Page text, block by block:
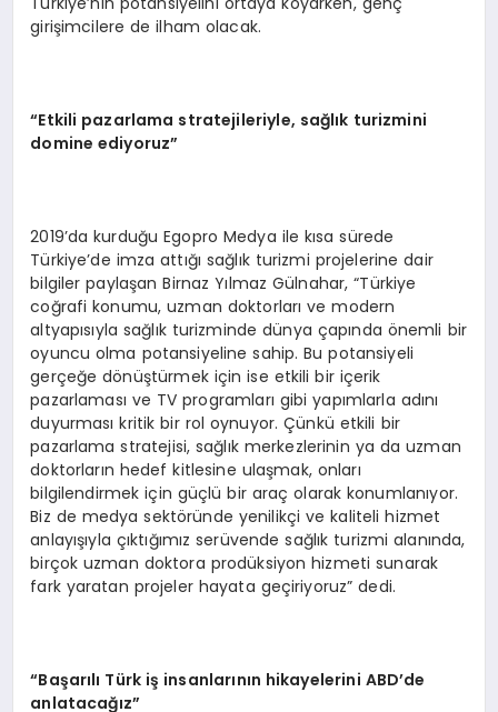
girişimcilere de ilham olacak.
“Etkili pazarlama stratejileriyle, sağlık turizmini
domine ediyoruz”
2019’da kurduğu Egopro Medya ile kısa sürede
Türkiye’de imza attığı sağlık turizmi projelerine dair
bilgiler paylaşan Birnaz Yılmaz Gülnahar, “Türkiye
coğrafi konumu, uzman doktorları ve modern
altyapısıyla sağlık turizminde dünya çapında önemli bir
oyuncu olma potansiyeline sahip. Bu potansiyeli
gerçeğe dönüştürmek için ise etkili bir içerik
pazarlaması ve TV programları gibi yapımlarla adını
duyurması kritik bir rol oynuyor. Çünkü etkili bir
pazarlama stratejisi, sağlık merkezlerinin ya da uzman
doktorların hedef kitlesine ulaşmak, onları
bilgilendirmek için güçlü bir araç olarak konumlanıyor.
Biz de medya sektöründe yenilikçi ve kaliteli hizmet
anlayışıyla çıktığımız serüvende sağlık turizmi alanında,
birçok uzman doktora prodüksiyon hizmeti sunarak
fark yaratan projeler hayata geçiriyoruz” dedi.
“Başarılı Türk iş insanlarının hikayelerini ABD’de
anlatacağız”